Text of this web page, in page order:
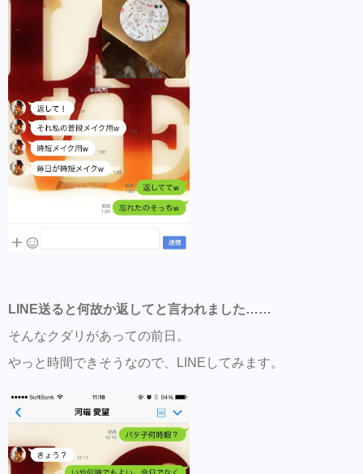
LINE送ると何故か返してと言われました……
そんなクダリがあっての前日。
やっと時間できそうなので、LINEしてみます。